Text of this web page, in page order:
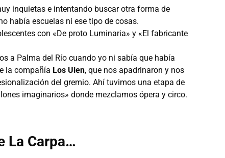
inquietas e intentando buscar otra forma de
había escuelas ni ese tipo de cosas.
con «De proto Luminaria» y «El fabricante
a Palma del Río cuando yo ni sabía que había
la compañía Los Ulen, que nos apadrinaron y nos
del gremio. Ahí tuvimos una etapa de
imaginarios» donde mezclamos ópera y circo.
La Carpa…